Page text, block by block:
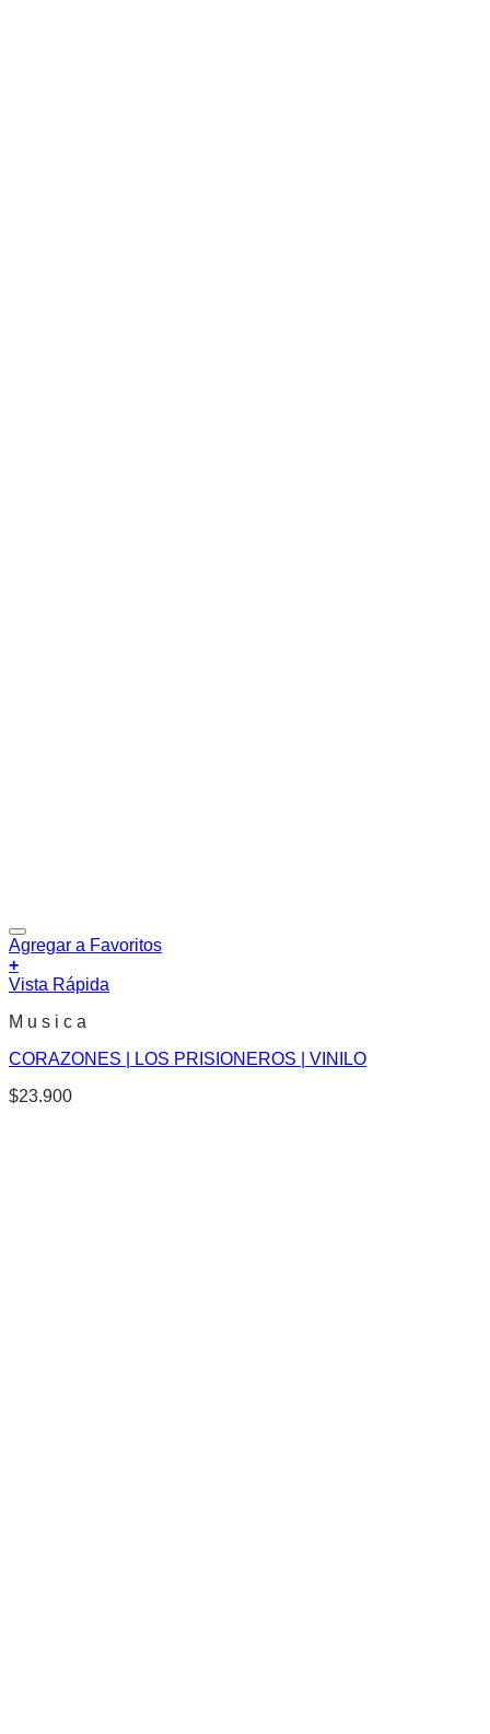
Agregar a Favoritos
+
Vista Rápida
M u s i c a
CORAZONES | LOS PRISIONEROS | VINILO
$23.900